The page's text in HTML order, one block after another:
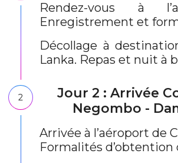
Rendez-vous à
Enregistrement et
Décollage à
Lanka. Repas et nuit à
2
Jour 2 : Arrivée
Negombo -
Arrivée à l’aéroport de
Formalités d’obtention